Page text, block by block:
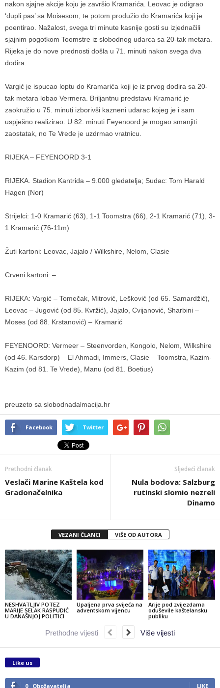
nakon sjajne akcije koju je završio Kramarića. Leovac je odigrao
‘dupli pas’ sa Moisesom, te potom produžio do Kramarića koji je
poentirao. Nažalost, svega tri minute kasnije gosti su izjednačili
sjajnim pogotkom Toomstre iz slobodnog udarca sa 20-tak metara.
Rijeka je do nove prednosti došla u 71. minuti nakon svega dva
dodira.
Vargić je ispucao loptu do Kramarića koji je iz prvog dodira sa 20-
tak metara lobao Vermera. Briljantnu predstavu Kramarić je
zaokružio u 75. minuti izborivši kazneni udarac kojeg je i sam
uspješno realizirao. U 82. minuti Feyenoord je mogao smanjiti
zaostatak, no Te Vrede je uzdrmao vratnicu.
RIJEKA – FEYENOORD 3-1
RIJEKA. Stadion Kantrida – 9.000 gledatelja; Sudac: Tom Harald
Hagen (Nor)
Strijelci: 1-0 Kramarić (63), 1-1 Toomstra (66), 2-1 Kramarić (71), 3-
1 Kramarić (76-11m)
Žuti kartoni: Leovac, Jajalo / Wilkshire, Nelom, Clasie
Crveni kartoni: –
RIJEKA: Vargić – Tomečak, Mitrović, Lešković (od 65. Samardžić),
Leovac – Jugović (od 85. Kvržić), Jajalo, Cvijanović, Sharbini –
Moses (od 88. Krstanović) – Kramarić
FEYENOORD: Vermeer – Steenvorden, Kongolo, Nelom, Wilkshire
(od 46. Karsdorp) – El Ahmadi, Immers, Clasie – Toomstra, Kazim-
Kazim (od 81. Te Vrede), Manu (od 81. Boetius)
preuzeto sa slobodnadalmacija.hr
Facebook Twitter
Prethodni članak
Veslači Marine Kaštela kod
Gradonačelnika
Sljedeći članak
Nula bodova: Salzburg
rutinski slomio nezreli
Dinamo
VEZANI ČLANCI VIŠE OD AUTORA
NESHVATLJIV POTEZ
MARIJE SELAK RASPUDIĆ
U DANAŠNJOJ POLITICI
Upaljena prva svijeća na
adventskom vijencu
Arije pod zvijezdama
oduševile kaštelansku
publiku
Prethodne vijesti Više vijesti
Like us
0 Obožavatelja LIKE